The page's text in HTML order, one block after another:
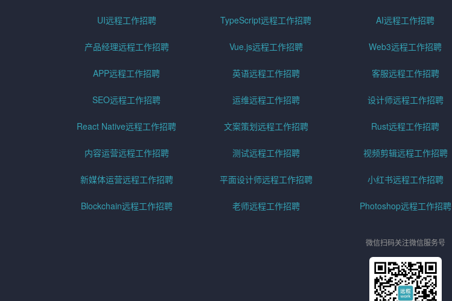
UI远程工作招聘 TypeScript远程工作招聘 AI远程工作招聘
产品经理远程工作招聘 Vue.js远程工作招聘 Web3远程工作招聘
APP远程工作招聘 英语远程工作招聘 客服远程工作招聘
SEO远程工作招聘 运维远程工作招聘 设计师远程工作招聘
React Native远程工作招聘 文案策划远程工作招聘 Rust远程工作招聘
内容运营远程工作招聘 测试远程工作招聘 视频剪辑远程工作招聘
新媒体运营远程工作招聘 平面设计师远程工作招聘 小红书远程工作招聘
Blockchain远程工作招聘 老师远程工作招聘 Photoshop远程工作招聘
微信扫码关注微信服务号